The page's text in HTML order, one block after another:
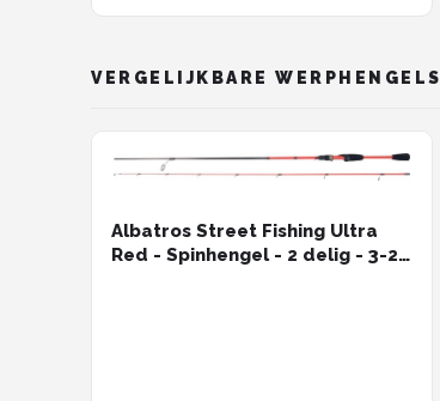
VERGELIJKBARE WERPHENGELS
Albatros Street Fishing Ultra
Red - Spinhengel - 2 delig - 3-25